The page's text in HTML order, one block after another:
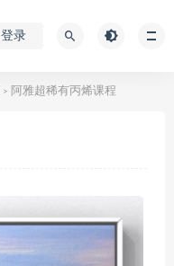
登录
> 阿雅超稀有丙烯课程